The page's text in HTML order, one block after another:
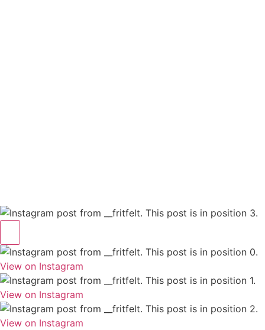
View on Instagram
View on Instagram
View on Instagram